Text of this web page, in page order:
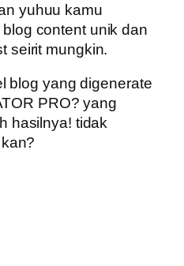
yuhuu kamu
content unik dan
seirit mungkin.
blog yang digenerate
PRO? yang
hasilnya! tidak